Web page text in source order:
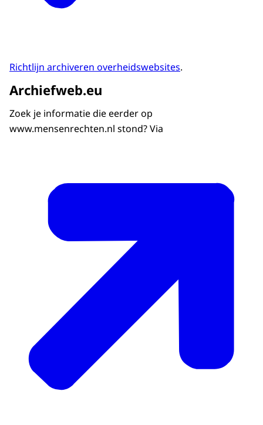
Richtlijn archiveren overheidswebsites.
Archiefweb.eu
Zoek je informatie die eerder op
www.mensenrechten.nl stond? Via